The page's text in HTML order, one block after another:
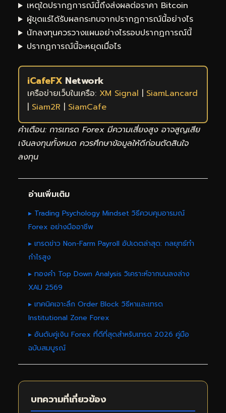
เหตุใดปรากฏการณ์นี้ถึงส่งผลต่อราคา Bitcoin
ผู้ขุดแร่ได้รับผลกระทบจากปรากฏการณ์นี้อย่างไร
นักลงทุนควรวางแผนอย่างไรรอบปรากฏการณ์นี้
ปรากฏการณ์นี้จะหยุดเมื่อไร
iCafeFX Network
เครือข่ายเว็บในเครือ: XM Signal | SiamLancard
| Siam2R | SiamCafe
คำเตือน: การเทรด Forex มีความเสี่ยงสูง อาจสูญเสีย
เงินลงทุนทั้งหมด ควรศึกษาข้อมูลให้ดีก่อนตัดสินใจ
ลงทุน
อ่านเพิ่มเติม
▸ Trading Psychology Mindset วิธีควบคุมอารมณ์
Forex อย่างมืออาชีพ
▸ เทรดข่าว Non-Farm Payroll อัปเดตล่าสุด: กลยุทธ์ทำ
กำไรสูง
▸ ทองคำ Top Down Analysis วิเคราะห์จากบนลงล่าง
XAU 2569
▸ เทคนิคเจาะลึก Order Block วิธีหาและเทรด
Institutional Zone Forex
▸ อันดับคู่เงิน Forex ที่ดีที่สุดสำหรับเทรด 2026 คู่มือ
ฉบับสมบูรณ์
บทความที่เกี่ยวข้อง